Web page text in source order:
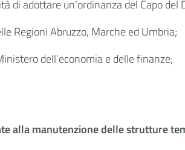
di adottare un’ordinanza del Capo
Regioni Abruzzo, Marche ed Umbria;
dell’economia e delle finanze;
alla manutenzione delle strutture